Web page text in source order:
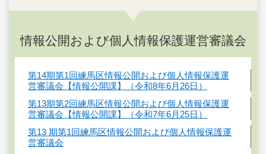
情報公開および個人情報保護運営審議会
第14期第1回練馬区情報公開および個人情報保護運
営審議会【情報公開課】（令和8年6月26日）
第13期第2回練馬区情報公開および個人情報保護運
営審議会【情報公開課】（令和7年6月25日）
第13 期第1回練馬区情報公開および個人情報保護運
営審議会